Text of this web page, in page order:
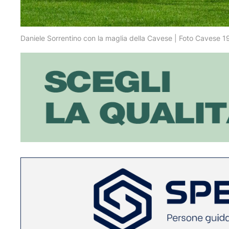
Daniele Sorrentino con la maglia della Cavese | Foto Cavese